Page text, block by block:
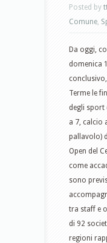
Posted by
Comune,
Da oggi,
domenica
Terme le
degli sport
a 7, calcio
pallavolo)
Open del
come
sono
tra staff e
di 92
regioni